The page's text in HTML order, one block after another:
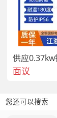
面议
您还可以搜索